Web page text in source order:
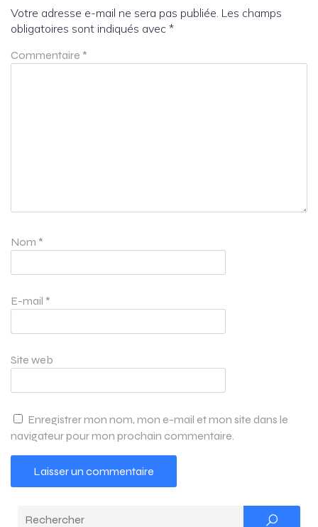
Votre adresse e-mail ne sera pas publiée. Les champs
obligatoires sont indiqués avec *
Commentaire *
Nom *
E-mail *
Site web
Enregistrer mon nom, mon e-mail et mon site dans le
navigateur pour mon prochain commentaire.